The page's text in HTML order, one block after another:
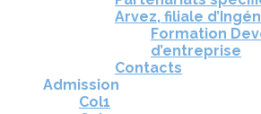
Arvez, filiale
Formation
d’entreprise
Contacts
Admission
Col1